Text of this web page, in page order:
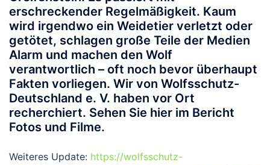
erschreckender Regelmäßigkeit. Kaum
wird irgendwo ein Weidetier verletzt oder
getötet, schlagen große Teile der Medien
Alarm und machen den Wolf
verantwortlich – oft noch bevor überhaupt
Fakten vorliegen. Wir von Wolfsschutz-
Deutschland e. V. haben vor Ort
recherchiert. Sehen Sie hier im Bericht
Fotos und Filme.
Weiteres Update: https://wolfsschutz-